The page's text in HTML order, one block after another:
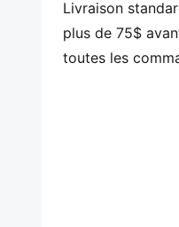
La tige de la
moins 30 % de
Livraison
plus de 75$
toutes les